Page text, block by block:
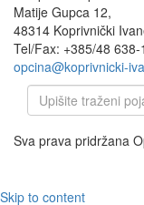
Matije Gupca 12,
48314 Koprivnički
Tel/Fax: +385/48 638-
opcina@koprivnicki-
Sva prava pridržana
Skip to content